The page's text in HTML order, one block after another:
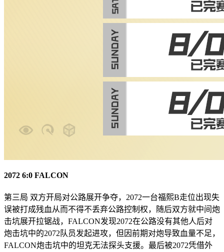
2072 6:0 FALCON
第三局 双方开局对公路展开争夺，2072一台福熙B走位出现失
误被打成残血从而不得不丢弃公路控制权，随后双方就中间炮
击坑展开拉锯战，FALCON发现2072在公路没有其他人后对
炮击坑中的2072队员发起进攻，但因前期对炮导致血量不足，
FALCON炮击坑中的坦克无法探头支援。最后被2072凭借外